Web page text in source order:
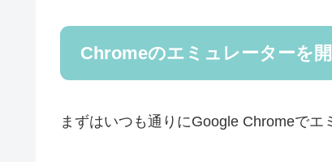
Chromeのエミュレーターを開
まずはいつも通りにGoogle Chromeでエ